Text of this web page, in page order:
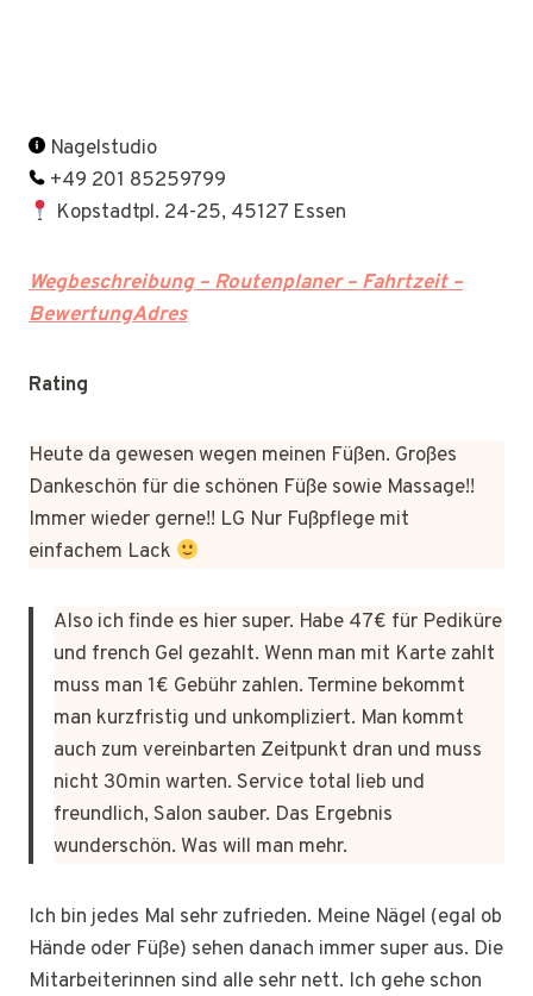
Nagelstudio
+49 201 85259799
Kopstadtpl. 24-25, 45127 Essen
Wegbeschreibung – Routenplaner – Fahrtzeit –
BewertungAdres
Rating
Heute da gewesen wegen meinen Füßen. Großes
Dankeschön für die schönen Füße sowie Massage!!
Immer wieder gerne!! LG Nur Fußpflege mit
einfachem Lack
Also ich finde es hier super. Habe 47€ für Pediküre
und french Gel gezahlt. Wenn man mit Karte zahlt
muss man 1€ Gebühr zahlen. Termine bekommt
man kurzfristig und unkompliziert. Man kommt
auch zum vereinbarten Zeitpunkt dran und muss
nicht 30min warten. Service total lieb und
freundlich, Salon sauber. Das Ergebnis
wunderschön. Was will man mehr.
Ich bin jedes Mal sehr zufrieden. Meine Nägel (egal ob
Hände oder Füße) sehen danach immer super aus. Die
Mitarbeiterinnen sind alle sehr nett. Ich gehe schon